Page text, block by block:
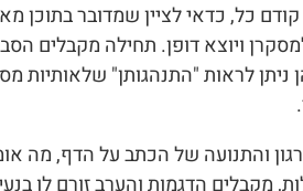
כל, כדאי לציין שמדובר בתוכן
ויוצא דופן. תחילה מקבלים
ניתן לראות "התנהגותן" שלאותיות
והתנועה של הכתב על הדף, מה
מקבלים הדגמות והערב זורם לו